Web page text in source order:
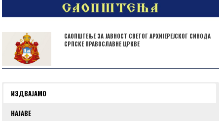
САОПШТЕЊЕ ЗА ЈАВНОСТ СВЕТОГ АРХИЈЕРЕЈСКОГ СИНОДА
СРПСКЕ ПРАВОСЛАВНЕ ЦРКВЕ
ИЗДВАЈАМО
НАЈАВЕ